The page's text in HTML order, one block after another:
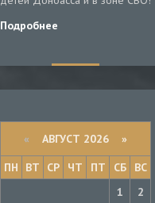
Подробнее
« АВГУСТ 2026 »
ПН
ВТ СР ЧТ ПТ СБ
ВС
1
2